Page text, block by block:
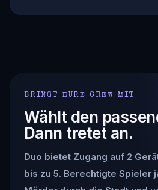
BRINGT EURE CREW MIT
Wählt den
Dann tretet an.
Duo bietet Zugang auf 2
bis zu 5. Berechtigte Spieler